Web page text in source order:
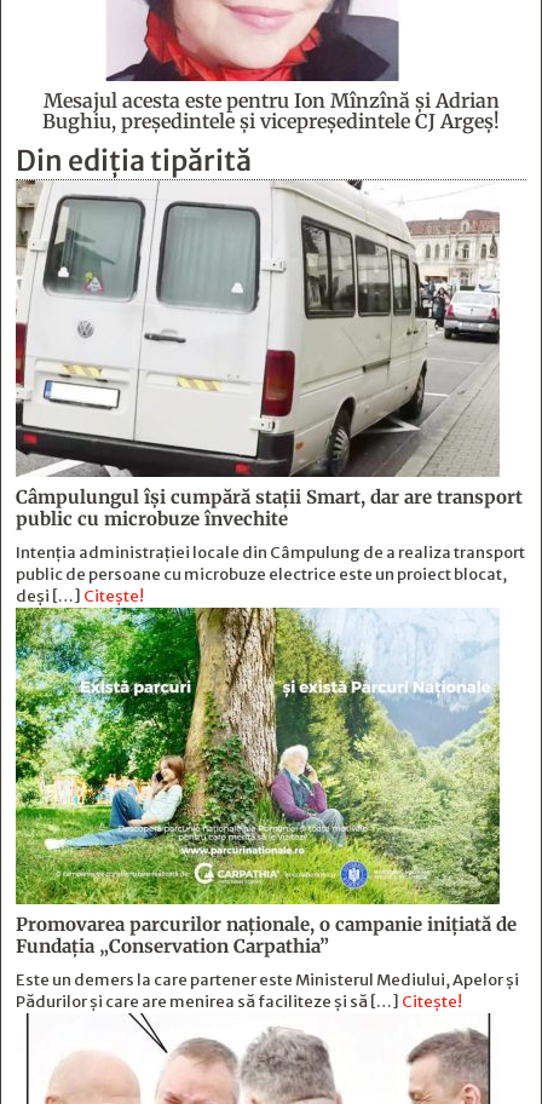
Mesajul acesta este pentru Ion Mînzînă şi Adrian
Bughiu, preşedintele şi vicepreşedintele CJ Argeş!
Din ediția tipărită
Câmpulungul îşi cumpără staţii Smart, dar are transport
public cu microbuze învechite
Intenția administrației locale din Câmpulung de a realiza transport
public de persoane cu microbuze electrice este un proiect blocat,
deși […] Citește!
Promovarea parcurilor naționale, o campanie inițiată de
Fundația „Conservation Carpathia”
Este un demers la care partener este Ministerul Mediului, Apelor și
Pădurilor și care are menirea să faciliteze și să […] Citește!